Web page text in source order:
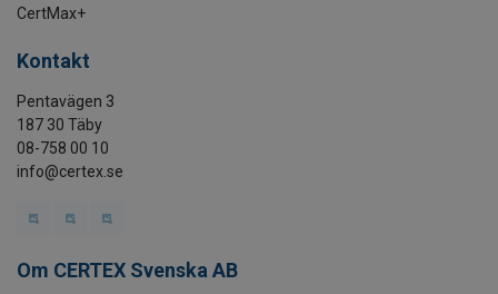
CertMax+
Kontakt
Pentavägen 3
187 30 Täby
08-758 00 10
info@certex.se
Om CERTEX Svenska AB